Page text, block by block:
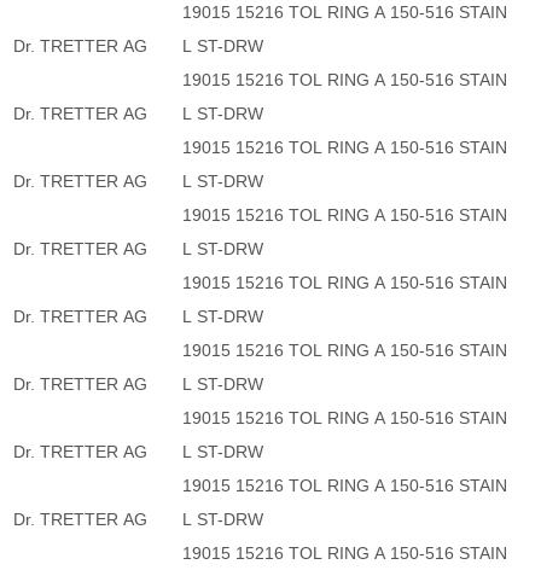
Dr. TRETTER AG
19015 15216 TOL RING A 150-516 STAIN
L ST-DRW
Dr. TRETTER AG
19015 15216 TOL RING A 150-516 STAIN
L ST-DRW
Dr. TRETTER AG
19015 15216 TOL RING A 150-516 STAIN
L ST-DRW
Dr. TRETTER AG
19015 15216 TOL RING A 150-516 STAIN
L ST-DRW
Dr. TRETTER AG
19015 15216 TOL RING A 150-516 STAIN
L ST-DRW
Dr. TRETTER AG
19015 15216 TOL RING A 150-516 STAIN
L ST-DRW
Dr. TRETTER AG
19015 15216 TOL RING A 150-516 STAIN
L ST-DRW
Dr. TRETTER AG
19015 15216 TOL RING A 150-516 STAIN
L ST-DRW
19015 15216 TOL RING A 150-516 STAIN